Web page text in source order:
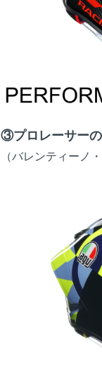
③プロレーサー
（バレンティーノ